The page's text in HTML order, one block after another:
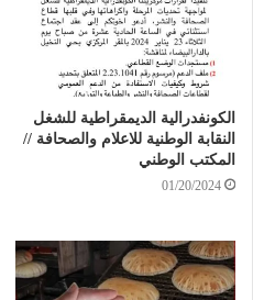
الكونفدرالية الديمقراطية للشغل
النقابة الوطنية للاعلام والصحافة //
المكتب الوطني
01/20/2024